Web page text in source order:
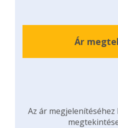
Ár
Az ár